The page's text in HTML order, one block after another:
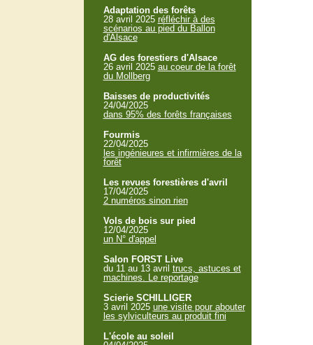
Adaptation des forêts
28 avril 2025 réfléchir à des
scénarios au pied du Ballon
d'Alsace
AG des forestiers d'Alsace
26 avril 2025 au coeur de la forêt
du Mollberg
Baisses de productivités
24/04/2025
dans 95% des forêts françaises
Fourmis
22/04/2025
les ingénieures et infirmières de la
forêt
Les revues forestières d'avril
17/04/2025
2 numéros sinon rien
Vols de bois sur pied
12/04/2025
un N° d'appel
Salon FORST Live
du 11 au 13 avril trucs, astuces et
machines. Le reportage
Scierie SCHILLIGER
3 avril 2025 une visite pour abouter
les sylviculteurs au produit fini
L'école au soleil